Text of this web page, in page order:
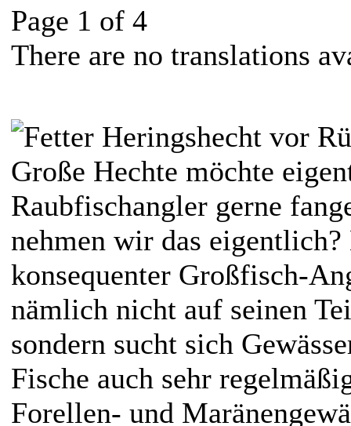
Page 1 of 4
There are no translations
Große Hechte möchte
Raubfischangler gerne
nehmen wir das
konsequenter Großfisch-
nämlich nicht auf seinen
sondern sucht sich
Fische auch sehr
Forellen- und